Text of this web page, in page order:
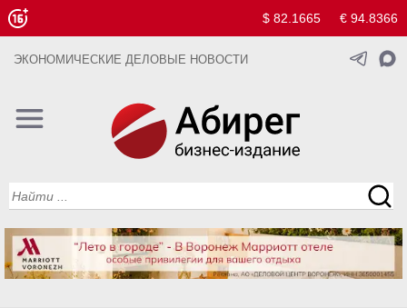
$ 82.1665 € 94.8366
ЭКОНОМИЧЕСКИЕ ДЕЛОВЫЕ НОВОСТИ